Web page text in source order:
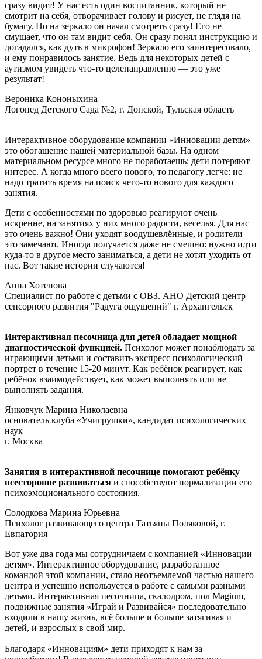
сразу видит! У нас есть один воспитанник, который не
смотрит на себя, отворачивает голову и рисует, не глядя на
бумагу. Но на зеркало он начал смотреть сразу! Его не
смущает, что он там видит себя. Он сразу понял инструкцию и
догадался, как дуть в микрофон! Зеркало его заинтересовало,
и ему понравилось занятие. Ведь для некоторых детей с
аутизмом увидеть что-то целенаправленно — это уже
результат!
Вероника Кононыхина
Логопед Детского Сада №2, г. Донской, Тульская область
Интерактивное оборудование компании «Инновации детям» –
это обогащение нашей материальной базы. На одном
материальном ресурсе много не поработаешь: дети потеряют
интерес. А когда много всего нового, то педагогу легче: не
надо тратить время на поиск чего-то нового для каждого
занятия.
Дети с особенностями по здоровью реагируют очень
искренне, на занятиях у них много радости, веселья. Для нас
это очень важно! Они уходят воодушевлённые, и родители
это замечают. Иногда получается даже не смешно: нужно идти
куда-то в другое место заниматься, а дети не хотят уходить от
нас. Вот такие истории случаются!
Анна Хотенова
Специалист по работе с детьми с ОВЗ. АНО Детский центр
сенсорного развития "Радуга ощущений" г. Архангельск
Интерактивная песочница для детей обладает мощной
диагностической функцией. Психолог может понаблюдать за
играющими детьми и составить экспресс психологический
портрет в течение 15-20 минут. Как ребёнок реагирует, как
ребёнок взаимодействует, как может выполнять или не
выполнять задания.
Янковчук Марина Николаевна
основатель клуба «Учигрушки», кандидат психологических
наук
г. Москва
Занятия в интерактивной песочнице помогают ребёнку
всесторонне развиваться и способствуют нормализации его
психоэмоционального состояния.
Солодкова Марина Юрьевна
Психолог развивающего центра Татьяны Поляковой, г.
Евпатория
Вот уже два года мы сотрудничаем с компанией «Инновации
детям». Интерактивное оборудование, разработанное
командой этой компании, стало неотъемлемой частью нашего
центра и успешно используется в работе с самыми разными
детьми. Интерактивная песочница, скалодром, пол Magium,
подвижные занятия «Играй и Развивайся» последовательно
входили в нашу жизнь, всё больше и больше затягивая и
детей, и взрослых в свой мир.
Благодаря «Инновациям» дети приходят к нам за